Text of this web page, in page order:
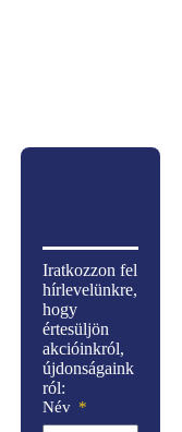
Iratkozzon fel
hírlevelünkre,
hogy
értesüljön
akcióinkról,
újdonságaink
ról:
Név